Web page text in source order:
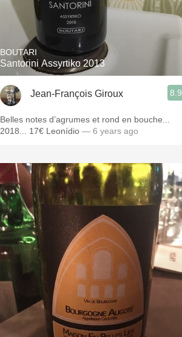
BOUTARI
Santorini Assyrtiko 2013
Jean-François Giroux 8.9
Belles notes d’agrumes et rond en bouche...
2018... 17€ Leonídio — 6 years ago